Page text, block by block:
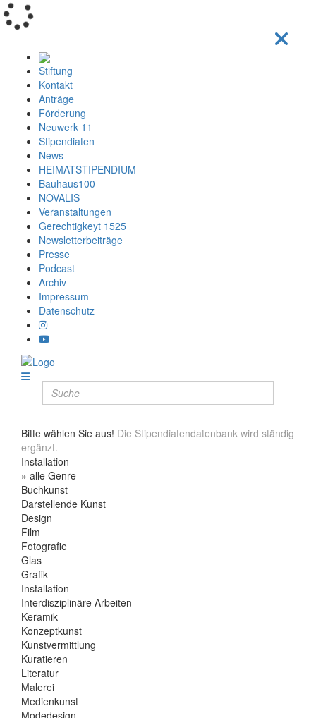
Stiftung
Kontakt
Anträge
Förderung
Neuwerk 11
Stipendiaten
News
HEIMATSTIPENDIUM
Bauhaus100
NOVALIS
Veranstaltungen
Gerechtigkeyt 1525
Newsletterbeiträge
Presse
Podcast
Archiv
Impressum
Datenschutz
Bitte wählen Sie aus! Die Stipendiatendatenbank wird ständig
ergänzt.
Installation
» alle Genre
Buchkunst
Darstellende Kunst
Design
Film
Fotografie
Glas
Grafik
Installation
Interdisziplinäre Arbeiten
Keramik
Konzeptkunst
Kunstvermittlung
Kuratieren
Literatur
Malerei
Medienkunst
Modedesign